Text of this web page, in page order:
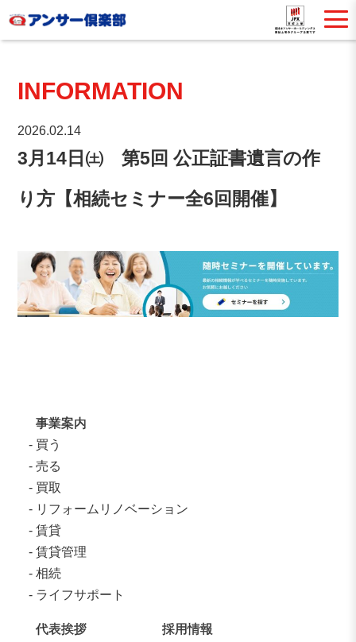
INFORMATION
2026.02.14
3月14日㈯ 第5回 公正証書遺言の作
り方【相続セミナー全6回開催】
事業案内
買う
売る
買取
リフォームリノベーション
賃貸
賃貸管理
相続
ライフサポート
代表挨拶 採用情報